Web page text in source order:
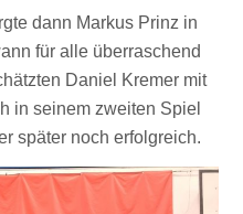
dann Markus Prinz in
für alle überraschend
Daniel Kremer mit
in seinem zweiten Spiel
später noch erfolgreich.